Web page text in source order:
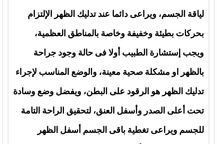
لياقة الجسم، ويراعى دائما عند تدليك الظهر الإلتزام
بحركات بطيئة وخفيفة وخاصة بالمناطق العظمية،
ويجب إستشارة الطبيب أولا فى حالة وجود جراحة
بالظهر او مشكلة صحية معينة، والوضع المناسب لإجراء
تدليك الظهر هو الرقود على البطن، ويفضل وضع وسادة
تحت أعلى الصدر وأسفل العنق، لتحقيق الراحة التامة
للجسم ويراعى تغطية باقى الجسم أسفل الظهر